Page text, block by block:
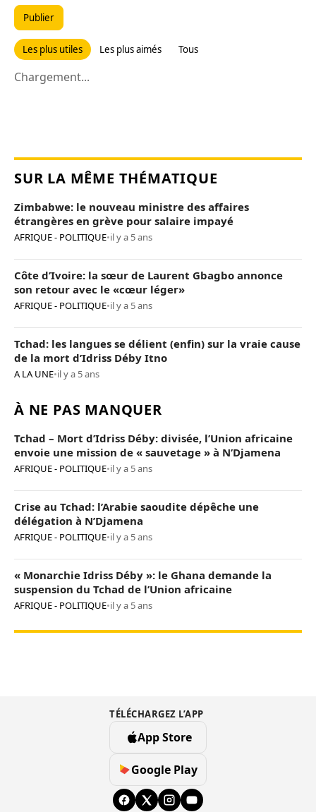
Publier
Les plus utiles Les plus aimés Tous
Chargement...
SUR LA MÊME THÉMATIQUE
Zimbabwe: le nouveau ministre des affaires
étrangères en grève pour salaire impayé
AFRIQUE - POLITIQUE•il y a 5 ans
Côte d’Ivoire: la sœur de Laurent Gbagbo annonce
son retour avec le «cœur léger»
AFRIQUE - POLITIQUE•il y a 5 ans
Tchad: les langues se délient (enfin) sur la vraie cause
de la mort d’Idriss Déby Itno
A LA UNE•il y a 5 ans
À NE PAS MANQUER
Tchad – Mort d’Idriss Déby: divisée, l’Union africaine
envoie une mission de « sauvetage » à N’Djamena
AFRIQUE - POLITIQUE•il y a 5 ans
Crise au Tchad: l’Arabie saoudite dépêche une
délégation à N’Djamena
AFRIQUE - POLITIQUE•il y a 5 ans
« Monarchie Idriss Déby »: le Ghana demande la
suspension du Tchad de l’Union africaine
AFRIQUE - POLITIQUE•il y a 5 ans
TÉLÉCHARGEZ L’APP
App Store
Google Play